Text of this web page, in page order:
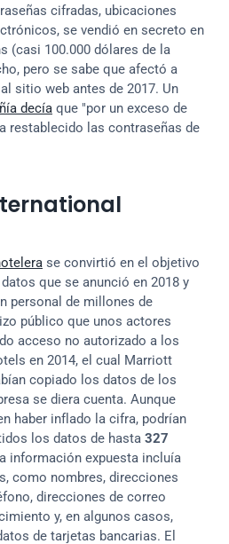
cifradas, ubicaciones
se vendió en secreto en
(casi 100.000 dólares de la
pero se sabe que afectó a
sitio web antes de 2017. Un
decía que "por un exceso de
restablecido las contraseñas de
se convirtió en el objetivo
que se anunció en 2018 y
personal de millones de
público que unos actores
acceso no autorizado a los
en 2014, el cual Marriott
copiado los datos de los
se diera cuenta. Aunque
haber inflado la cifra, podrían
los datos de hasta 327
información expuesta incluía
como nombres, direcciones
direcciones de correo
y, en algunos casos,
de tarjetas bancarias. El